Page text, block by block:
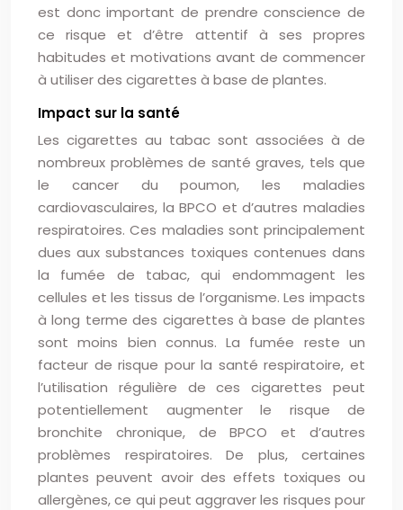
est donc important de prendre conscience de
ce risque et d’être attentif à ses propres
habitudes et motivations avant de commencer
à utiliser des cigarettes à base de plantes.
Impact sur la santé
Les cigarettes au tabac sont associées à de
nombreux problèmes de santé graves, tels que
le cancer du poumon, les maladies
cardiovasculaires, la BPCO et d’autres maladies
respiratoires. Ces maladies sont principalement
dues aux substances toxiques contenues dans
la fumée de tabac, qui endommagent les
cellules et les tissus de l’organisme. Les impacts
à long terme des cigarettes à base de plantes
sont moins bien connus. La fumée reste un
facteur de risque pour la santé respiratoire, et
l’utilisation régulière de ces cigarettes peut
potentiellement augmenter le risque de
bronchite chronique, de BPCO et d’autres
problèmes respiratoires. De plus, certaines
plantes peuvent avoir des effets toxiques ou
allergènes, ce qui peut aggraver les risques pour